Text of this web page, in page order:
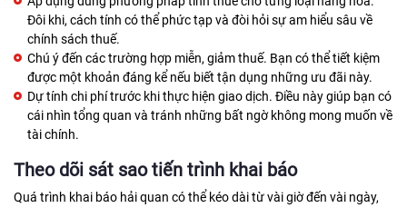
Đôi khi, cách tính có thể phức tạp và đòi hỏi sự am hiểu sâu về
chính sách thuế.
Chú ý đến các trường hợp miễn, giảm thuế. Bạn có thể tiết kiệm
được một khoản đáng kể nếu biết tận dụng những ưu đãi này.
Dự tính chi phí trước khi thực hiện giao dịch. Điều này giúp bạn có
cái nhìn tổng quan và tránh những bất ngờ không mong muốn về
tài chính.
Theo dõi sát sao tiến trình khai báo
Quá trình khai báo hải quan có thể kéo dài từ vài giờ đến vài ngày,